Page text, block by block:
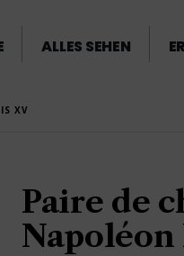
ALLES SEHEN
XV
Paire de